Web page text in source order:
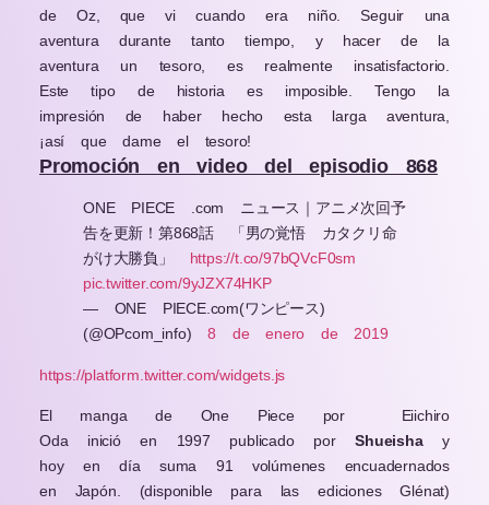
de Oz, que vi cuando era niño. Seguir una
aventura durante tanto tiempo, y hacer de la
aventura un tesoro, es realmente insatisfactorio.
Este tipo de historia es imposible. Tengo la
impresión de haber hecho esta larga aventura,
¡así que dame el tesoro!
Promoción en video del episodio 868
ONE PIECE .com ニュース｜アニメ次回予
告を更新！第868話 「男の覚悟 カタクリ命
がけ大勝負」 https://t.co/97bQVcF0sm
pic.twitter.com/9yJZX74HKP
— ONE PIECE.com(ワンピース)
(@OPcom_info)8 de enero de 2019
https://platform.twitter.com/widgets.js
El manga de One Piece por Eiichiro
Oda inició en 1997 publicado porShueishay
hoy en día suma 91 volúmenes encuadernados
en Japón. (disponible para las ediciones Glénat)